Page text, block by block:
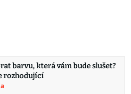
barvu, která vám bude slušet?
rozhodující